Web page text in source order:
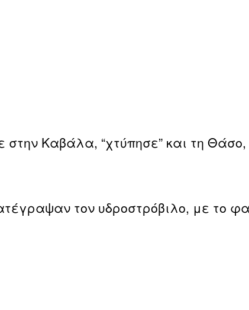
Καβάλα, “χτύπησε” και τη Θάσο,
τον υδροστρόβιλο, με το